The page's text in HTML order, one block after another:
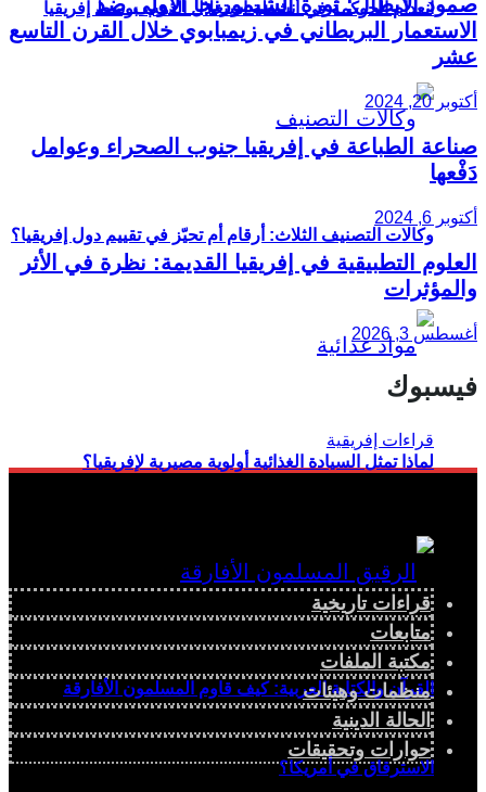
انعدام الحوكمة في أنشطة استغلال الذهب بوسط إفريقيا
وكالات التصنيف الثلاث: أرقام أم تحيّز في تقييم دول إفريقيا؟
لماذا تمثل السيادة الغذائية أولوية مصيرية لإفريقيا؟
القرآن والكتابة العربية: كيف قاوم المسلمون الأفارقة
الاسترقاق في أمريكا؟
الاستعمار البريطاني في زيمبابوي خلال القرن التاسع
عشر
أكتوبر 20, 2024
صناعة الطباعة في إفريقيا جنوب الصحراء وعوامل
دَفْعها
أكتوبر 6, 2024
العلوم التطبيقية في إفريقيا القديمة: نظرة في الأثر
والمؤثرات
أغسطس 3, 2026
فيسبوك
قراءات تاريخية
متابعات
مكتبة الملفات
منظمات وهيئات
الحالة الدينية
حوارات وتحقيقات